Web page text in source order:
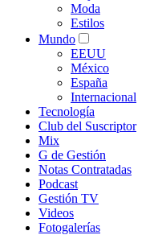
Moda
Estilos
Mundo
EEUU
México
España
Internacional
Tecnología
Club del Suscriptor
Mix
G de Gestión
Notas Contratadas
Podcast
Gestión TV
Videos
Fotogalerías